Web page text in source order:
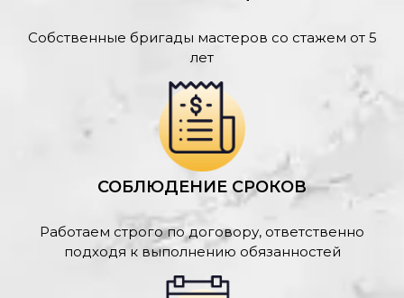
Собственные бригады мастеров со стажем от 5
лет
СОБЛЮДЕНИЕ СРОКОВ
Работаем строго по договору, ответственно
подходя к выполнению обязанностей